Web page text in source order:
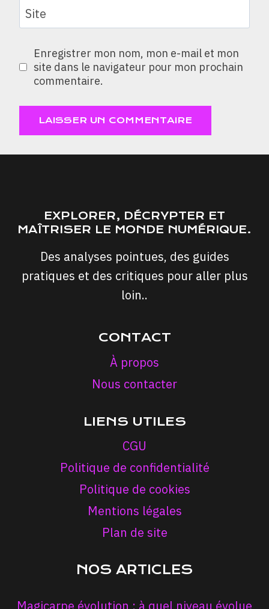
Site
Enregistrer mon nom, mon e-mail et mon
site dans le navigateur pour mon prochain
commentaire.
EXPLORER, DÉCRYPTER ET
MAÎTRISER LE MONDE NUMÉRIQUE.
Des analyses pointues, des guides
pratiques et des critiques pour aller plus
loin..
CONTACT
À propos
Nous contacter
LIENS UTILES
CGU
Politique de confidentialité
Politique de cookies
Mentions légales
Plan de site
NOS ARTICLES
Magicarpe évolution : à quel niveau évolue